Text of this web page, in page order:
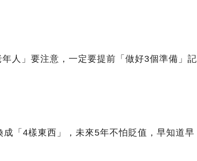
人」要注意，一定要提前「做好3個準備」記
「4樣東西」，未來5年不怕貶值，早知道早